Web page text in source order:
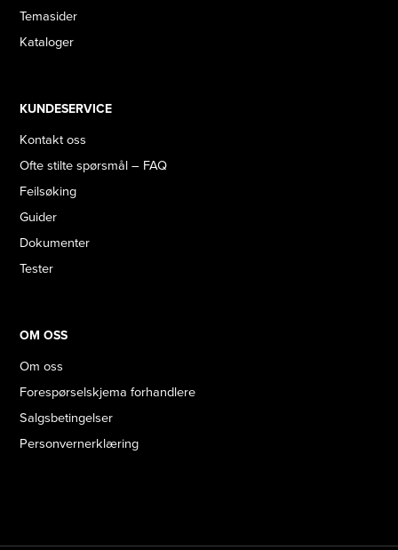
Temasider
Kataloger
KUNDESERVICE
Kontakt oss
Ofte stilte spørsmål – FAQ
Feilsøking
Guider
Dokumenter
Tester
OM OSS
Om oss
Forespørselskjema forhandlere
Salgsbetingelser
Personvernerklæring